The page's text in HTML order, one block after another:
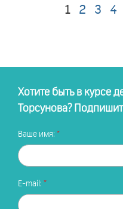
1 2 3 4
Хотите быть в курсе
Торсунова?
Ваше имя:
E-mail: